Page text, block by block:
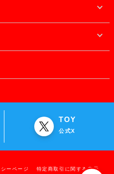
TOY
公式X
ーページ 特定商取引に関する表示